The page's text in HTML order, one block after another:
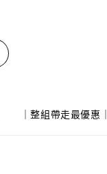
｜整組帶走最優惠｜